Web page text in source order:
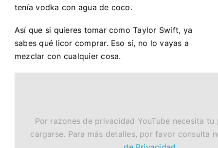
tenía vodka con agua de coco.
Así que si quieres tomar como Taylor Swift, ya
sabes qué licor comprar. Eso sí, no lo vayas a
mezclar con cualquier cosa.
Por razones de privacidad YouTube necesita tu
cargarse. Para más detalles, por favor consulta